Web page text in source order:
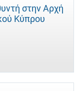
στην Αρχή
Κύπρου